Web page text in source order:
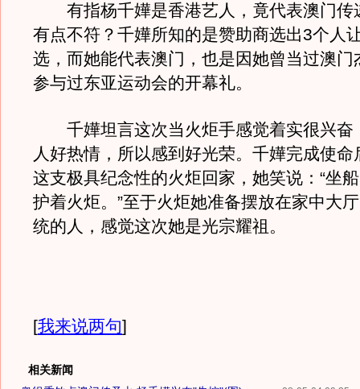
有指杨千嬅是香港艺人，竟代表澳门传
有点不符？千嬅所知的是赞助商选出3个人
选，而她能代表澳门，也是因她曾当过澳门
参与过东亚运动会的开幕礼。
千嬅坦言这次当火炬手感觉着实很兴奋
人好热情，所以感到好光荣。千嬅完成使命
这支极具纪念性的火炬回家，她笑说：“坐
护着火炬。”至于火炬她准备摆放在家中大
统的人，感觉这次她是光宗耀祖。
[我来说两句]
相关新闻